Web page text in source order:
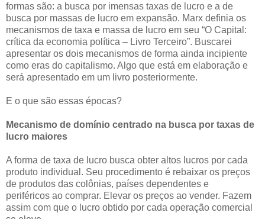
formas são: a busca por imensas taxas de lucro e a de
busca por massas de lucro em expansão. Marx definia os
mecanismos de taxa e massa de lucro em seu “O Capital:
crítica da economia política – Livro Terceiro”. Buscarei
apresentar os dois mecanismos de forma ainda incipiente
como eras do capitalismo. Algo que está em elaboração e
será apresentado em um livro posteriormente.
E o que são essas épocas?
Mecanismo de domínio centrado na busca por taxas de
lucro maiores
A forma de taxa de lucro busca obter altos lucros por cada
produto individual. Seu procedimento é rebaixar os preços
de produtos das colônias, países dependentes e
periféricos ao comprar. Elevar os preços ao vender. Fazem
assim com que o lucro obtido por cada operação comercial